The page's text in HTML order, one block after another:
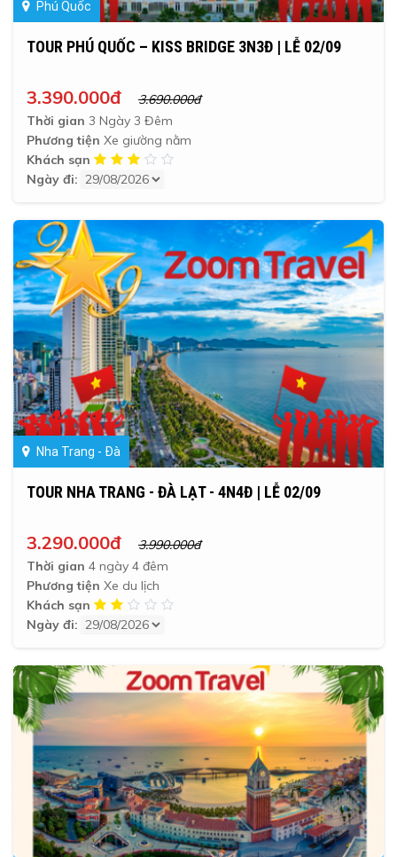
Phú Quốc
TOUR PHÚ QUỐC – KISS BRIDGE 3N3Đ | LỄ 02/09
3.390.000đ
3.690.000đ
Thời gian 3 Ngày 3 Đêm
Phương tiện Xe giường nằm
Khách sạn
Ngày đi:
Nha Trang - Đà
TOUR NHA TRANG - ĐÀ LẠT - 4N4Đ | LỄ 02/09
3.290.000đ
3.990.000đ
Thời gian 4 ngày 4 đêm
Phương tiện Xe du lịch
Khách sạn
Ngày đi: